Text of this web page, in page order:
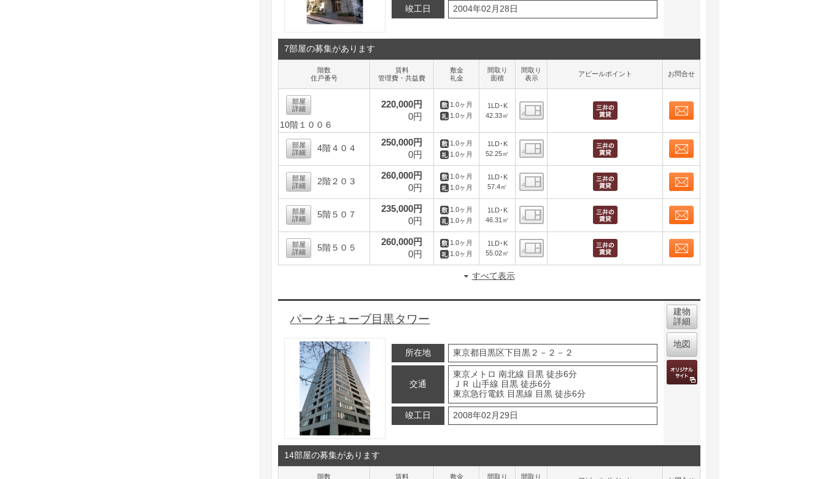
竣工日 2004年02月28日
7部屋の募集があります
階数
住戸番号
賃料
管理費・共益費
敷金
礼金
間取り
面積
間取り
表示
アピールポイント お問合せ
部屋
詳細
10階１００６
220,000円
0円
1.0ヶ月
1.0ヶ月
1LD･K
42.33㎡
部屋
詳細
4階４０４
250,000円
0円
1.0ヶ月
1.0ヶ月
1LD･K
52.25㎡
間取り表示
部屋
詳細
2階２０３
260,000円
0円
1.0ヶ月
1.0ヶ月
1LD･K
57.4㎡
間取り表示
部屋
詳細
5階５０７
235,000円
0円
1.0ヶ月
1.0ヶ月
1LD･K
46.31㎡
間取り表示
部屋
詳細
5階５０５
260,000円
0円
1.0ヶ月
1.0ヶ月
1LD･K
55.02㎡
間取り表示
すべて表示
パークキューブ目黒タワー
所在地 東京都目黒区下目黒２－２－２
交通
東京メトロ 南北線 目黒 徒歩6分
ＪＲ 山手線 目黒 徒歩6分
東京急行電鉄 目黒線 目黒 徒歩6分
竣工日 2008年02月29日
建物
詳細
地図
14部屋の募集があります
階数 賃料 敷金 間取り 間取り